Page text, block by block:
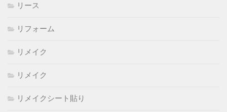
リース
リフォーム
リメイク
リメイク
リメイクシート貼り